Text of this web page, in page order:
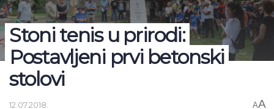
Stoni tenis u prirodi:
Postavljeni prvi betonski
stolovi
12.07.2018. AA